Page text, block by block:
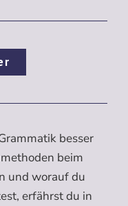
besser
beim
und worauf du
erfährst du in